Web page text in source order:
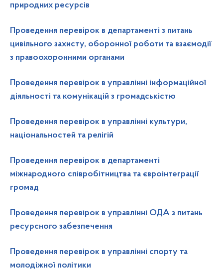
природних ресурсів
Проведення перевірок в департаменті з питань
цивільного захисту, оборонної роботи та взаємодії
з правоохоронними органами
Проведення перевірок в управлінні інформаційної
діяльності та комунікацій з громадськістю
Проведення перевірок в управлінні культури,
національностей та релігій
Проведення перевірок в департаменті
міжнародного співробітництва та євроінтеграції
громад
Проведення перевірок в управлінні ОДА з питань
ресурсного забезпечення
Проведення перевірок в управлінні спорту та
молодіжної політики